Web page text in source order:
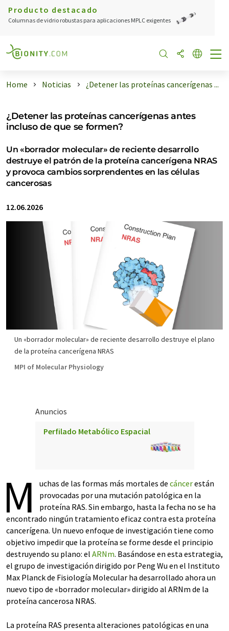
Producto destacado
Columnas de vidrio robustas para aplicaciones MPLC exigentes
Home Noticias ¿Detener las proteínas cancerígenas ...
¿Detener las proteínas cancerígenas antes
incluso de que se formen?
Un «borrador molecular» de reciente desarrollo
destruye el patrón de la proteína cancerígena NRAS
y provoca cambios sorprendentes en las células
cancerosas
12.06.2026
Un «borrador molecular» de reciente desarrollo destruye el plano
de la proteína cancerígena NRAS
MPI of Molecular Physiology
Anuncios
Perfilado Metabólico Espacial
M uchas de las formas más mortales de cáncerestán
provocadas por una mutación patológica en la
proteína RAS. Sin embargo, hasta la fecha no se ha
encontrado ningún tratamiento eficaz contra esta proteína
cancerígena. Un nuevo enfoque de investigación tiene como
objetivo impedir que la proteína se forme desde el principio
destruyendo su plano: el ARNm. Basándose en esta estrategia,
el grupo de investigación dirigido por Peng Wu en el Instituto
Max Planck de Fisiología Molecular ha desarrollado ahora un
nuevo tipo de «borrador molecular» dirigido al ARNm de la
proteína cancerosa NRAS.
La proteína RAS presenta alteraciones patológicas en una